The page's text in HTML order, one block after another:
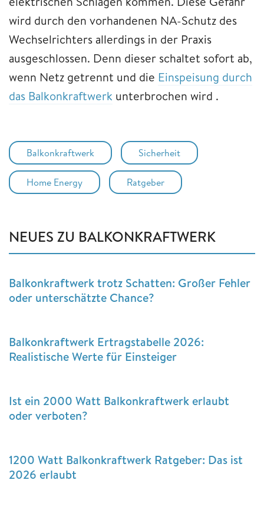
wird durch den vorhandenen NA-Schutz des
Wechselrichters allerdings in der Praxis
ausgeschlossen. Denn dieser schaltet sofort ab,
wenn Netz getrennt und die Einspeisung durch
das Balkonkraftwerk unterbrochen wird .
Balkonkraftwerk Sicherheit
Home Energy Ratgeber
NEUES ZU BALKONKRAFTWERK
Balkonkraftwerk trotz Schatten: Großer Fehler
oder unterschätzte Chance?
Balkonkraftwerk Ertragstabelle 2026:
Realistische Werte für Einsteiger
Ist ein 2000 Watt Balkonkraftwerk erlaubt
oder verboten?
1200 Watt Balkonkraftwerk Ratgeber: Das ist
2026 erlaubt